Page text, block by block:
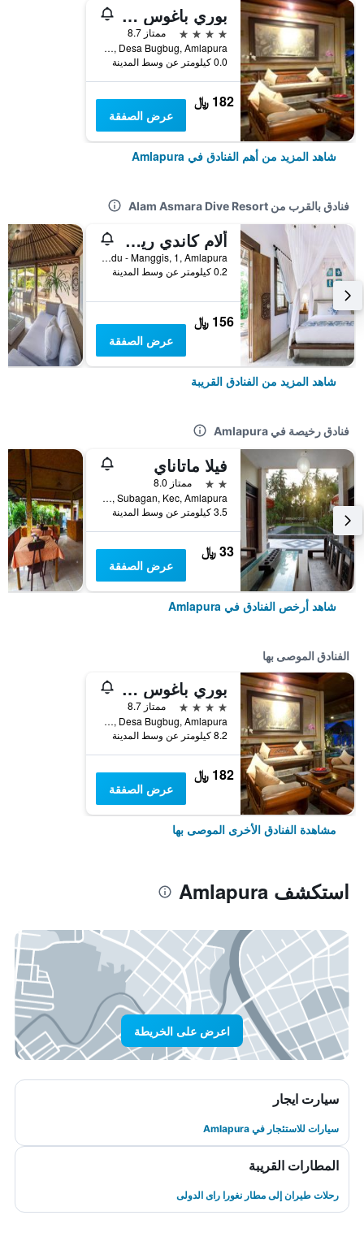
بوري باغوس كانديداسا
4 نجوم
ممتاز 8.7
Jalan Puri Bagus, Desa Bugbug, Amlapura, إندونيسيا
0.0 كيلومتر عن وسط المدينة
182 ﷼
عرض الصفقة
شاهد المزيد من أهم الفنادق في Amlapura
فنادق بالقرب من Alam Asmara Dive Resort
ألام كاندي ريزورت
Jl Raya Candidasa, Sengkidu - Manggis, 1, Amlapura, إندونيسيا
0.2 كيلومتر عن وسط المدينة
156 ﷼
عرض الصفقة
شاهد المزيد من الفنادق القريبة
فنادق رخيصة في Amlapura
فيلا ماتاناي
2 نجمتين
ممتاز 8.0
Jl. A. Yani Jasri 2, Subagan, Kec, Amlapura, إندونيسيا
3.5 كيلومتر عن وسط المدينة
33 ﷼
عرض الصفقة
شاهد أرخص الفنادق في Amlapura
الفنادق الموصى بها
بوري باغوس كانديداسا
4 نجوم
ممتاز 8.7
Jalan Puri Bagus, Desa Bugbug, Amlapura, إندونيسيا
8.2 كيلومتر عن وسط المدينة
182 ﷼
عرض الصفقة
مشاهدة الفنادق الأخرى الموصى بها
استكشف Amlapura
اعرض على الخريطة
سيارت ايجار
سيارات للاستئجار في Amlapura
المطارات القريبة
رحلات طيران إلى مطار نغورا راى الدولى